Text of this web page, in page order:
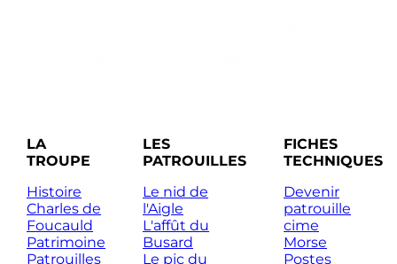
LA
TROUPE
Histoire
Charles de
Foucauld
Patrimoine
Patrouilles
LES
PATROUILLES
Le nid de
l'Aigle
L'affût du
Busard
Le pic du
FICHES
TECHNIQUES
Devenir
patrouille
cime
Morse
Postes